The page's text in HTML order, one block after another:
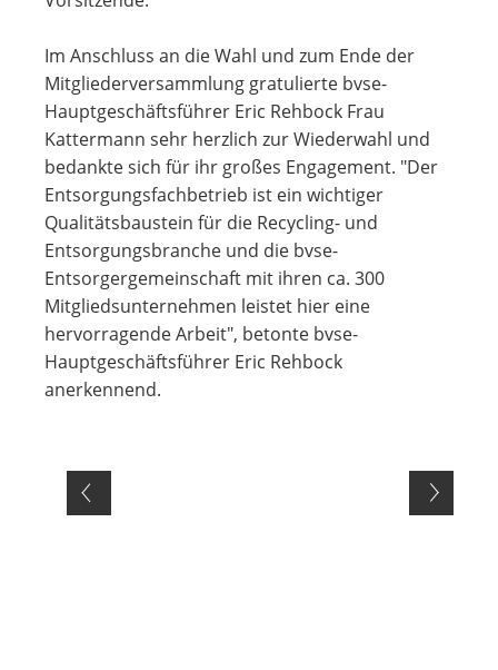
Im Anschluss an die Wahl und zum Ende der
Mitgliederversammlung gratulierte bvse-
Hauptgeschäftsführer Eric Rehbock Frau
Kattermann sehr herzlich zur Wiederwahl und
bedankte sich für ihr großes Engagement. "Der
Entsorgungsfachbetrieb ist ein wichtiger
Qualitätsbaustein für die Recycling- und
Entsorgungsbranche und die bvse-
Entsorgergemeinschaft mit ihren ca. 300
Mitgliedsunternehmen leistet hier eine
hervorragende Arbeit", betonte bvse-
Hauptgeschäftsführer Eric Rehbock
anerkennend.